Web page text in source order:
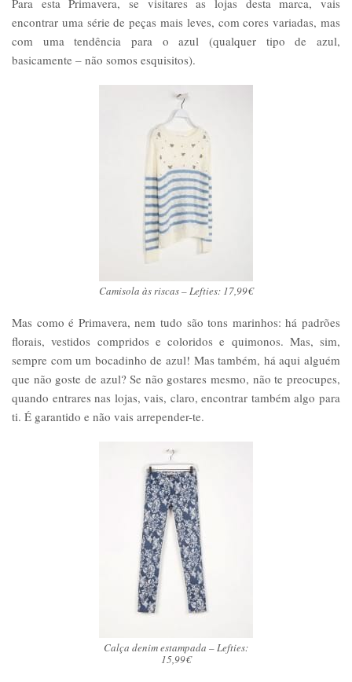
Para esta Primavera, se visitares as lojas desta marca, vais
encontrar uma série de peças mais leves, com cores variadas, mas
com uma tendência para o azul (qualquer tipo de azul,
basicamente – não somos esquisitos).
Camisola às riscas – Lefties: 17,99€
Mas como é Primavera, nem tudo são tons marinhos: há padrões
florais, vestidos compridos e coloridos e quimonos. Mas, sim,
sempre com um bocadinho de azul! Mas também, há aqui alguém
que não goste de azul? Se não gostares mesmo, não te preocupes,
quando entrares nas lojas, vais, claro, encontrar também algo para
ti. É garantido e não vais arrepender-te.
Calça denim estampada – Lefties:
15,99€